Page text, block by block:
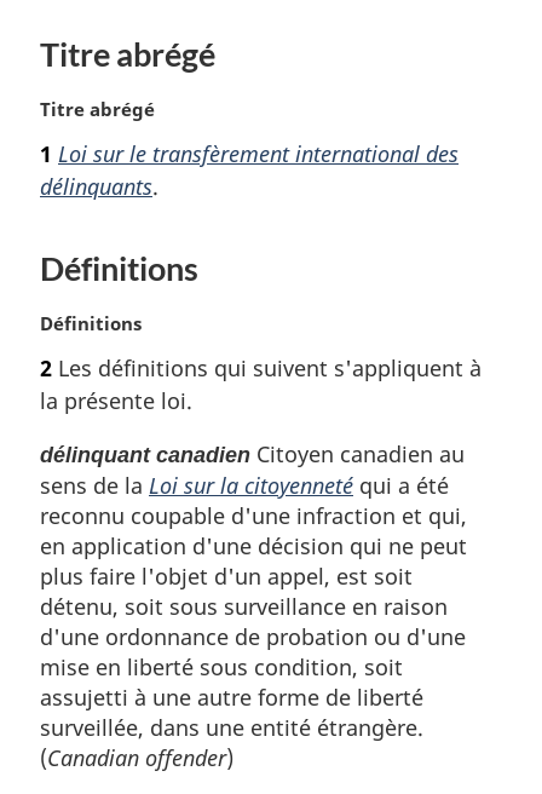
Titre abrégé
N
t
e
r
i
a
:
Titre abrégé
1 Loi sur le transfèrement international des
délinquants.
Définitions
N
t
e
a
r
g
i
a
l
e
:
Définitions
2 Les définitions qui suivent s'appliquent à
la présente loi.
délinquant canadien Citoyen canadien au
sens de la Loi sur la citoyenneté qui a été
reconnu coupable d'une infraction et qui,
en application d'une décision qui ne peut
plus faire l'objet d'un appel, est soit
détenu, soit sous surveillance en raison
d'une ordonnance de probation ou d'une
mise en liberté sous condition, soit
assujetti à une autre forme de liberté
surveillée, dans une entité étrangère.
(Canadian offender)